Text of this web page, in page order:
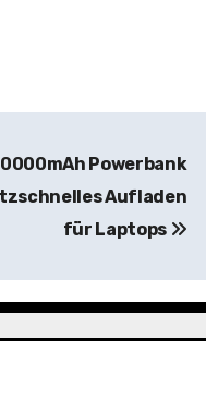
Powerbank
Aufladen
für Laptops